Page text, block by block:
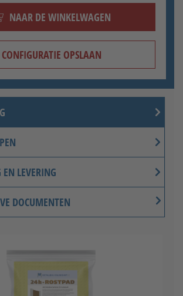
NAAR DE WINKELWAGEN
CONFIGURATIE OPSLAAN
LEVERING
DOCUMENTEN